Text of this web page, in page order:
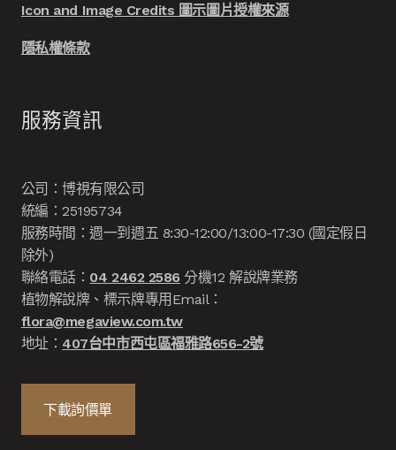
Icon and Image Credits 圖示圖片授權來源
隱私權條款
服務資訊
公司：博視有限公司
統編：25195734
服務時間：週一到週五 8:30-12:00/13:00-17:30 (國定假日
除外)
聯絡電話： 04 2462 2586分機12 解說牌業務
植物解說牌、標示牌專用Email：
flora@megaview.com.tw
地址： 407台中市西屯區福雅路656-2號
下載詢價單